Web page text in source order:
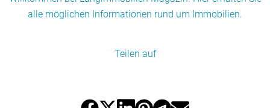
alle möglichen Informationen rund um Immobilien.
Teilen auf